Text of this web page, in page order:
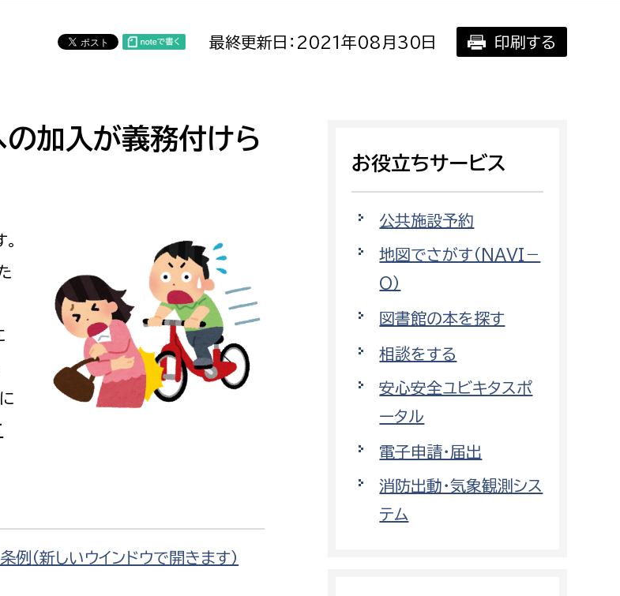
康
涯学習
動・地域づくり
証明書がほしい
働きたい
小田原のことを知りたい
まちづくりに関わりたい
財産管理課
市民税課
文化政策課
生涯学習課
文化財課
図書館
スポーツ課
小田原城総合管理事務所
環境部
ゼロカーボン推進課
環境保護課
環境事業センター
都市部
都市政策課
都市計画課
地域交通課
最終更新日：2021年08月30日 印刷する
加入が義務付けら
例 （新しいウインドウで開きます）
お役立ちサービス
公共施設予約
地図でさがす（NAVI－
O）
図書館の本を探す
相談をする
安心安全ユビキタスポ
ータル
電子申請・届出
消防出動・気象観測シス
テム